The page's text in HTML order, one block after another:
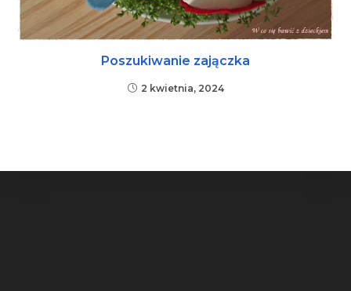
Poszukiwanie zajączka
2 kwietnia, 2024